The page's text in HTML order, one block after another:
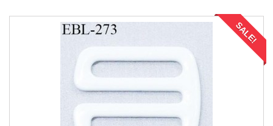
SALE!